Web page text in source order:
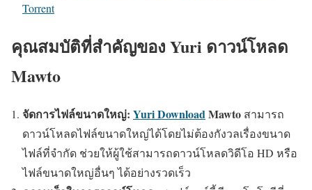
Torrent
คุณสมบัติที่สำคัญของ Yuri ดาวน์โหลด
Mawto
จัดการไฟล์ขนาดใหญ่: Yuri DownloadMawto สามารถ
ดาวน์โหลดไฟล์ขนาดใหญ่ได้โดยไม่ต้องกังวลเรื่องขนาด
ไฟล์ที่จำกัด ช่วยให้ผู้ใช้สามารถดาวน์โหลดวิดีโอ HD หรือ
ไฟล์ขนาดใหญ่อื่นๆ ได้อย่างรวดเร็ว